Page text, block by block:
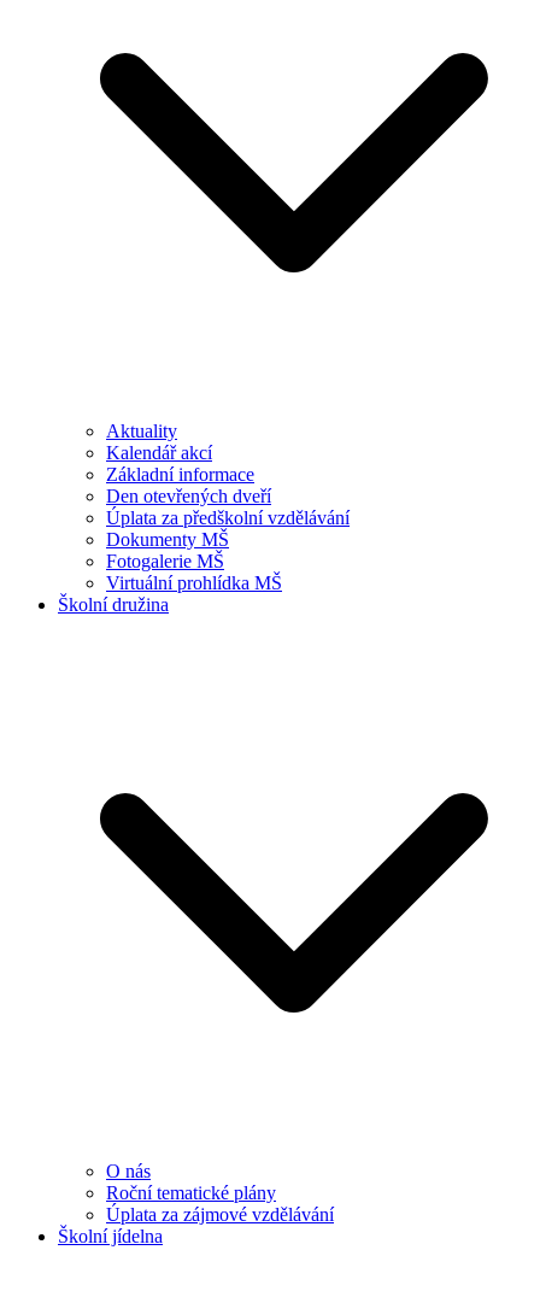
Aktuality
Kalendář akcí
Základní informace
Den otevřených dveří
Úplata za předškolní vzdělávání
Dokumenty MŠ
Fotogalerie MŠ
Virtuální prohlídka MŠ
Školní družina
O nás
Roční tematické plány
Úplata za zájmové vzdělávání
Školní jídelna